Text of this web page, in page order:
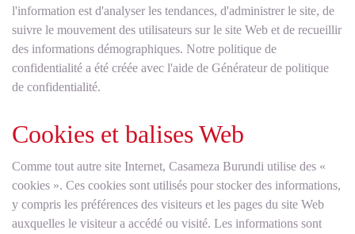
l'information est d'analyser les tendances, d'administrer le site, de
suivre le mouvement des utilisateurs sur le site Web et de recueillir
des informations démographiques. Notre politique de
confidentialité a été créée avec l'aide de Générateur de politique
de confidentialité.
Cookies et balises Web
Comme tout autre site Internet, Casameza Burundi utilise des «
cookies ». Ces cookies sont utilisés pour stocker des informations,
y compris les préférences des visiteurs et les pages du site Web
auxquelles le visiteur a accédé ou visité. Les informations sont